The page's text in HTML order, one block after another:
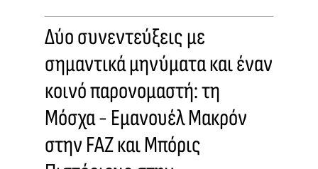
Δύο συνεντεύξεις με
σημαντικά μηνύματα και έναν
κοινό παρονομαστή: τη
Μόσχα - Εμανουέλ Μακρόν
στην FAZ και Μπόρις